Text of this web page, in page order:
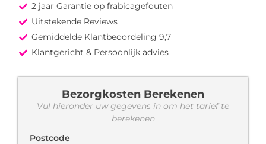
2 jaar Garantie op frabicagefouten
Uitstekende Reviews
Gemiddelde Klantbeoordeling 9,7
Klantgericht & Persoonlijk advies
Bezorgkosten Berekenen
Vul hieronder uw gegevens in om het tarief te
berekenen
Postcode